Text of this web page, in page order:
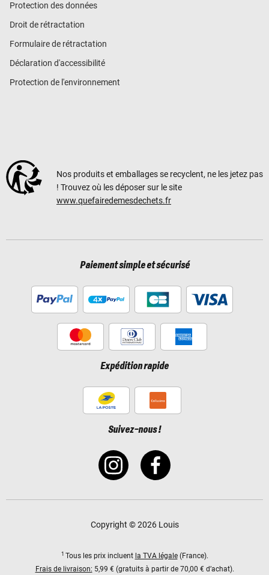
Protection des données
Droit de rétractation
Formulaire de rétractation
Déclaration d'accessibilité
Protection de l'environnement
Nos produits et emballages se recyclent, ne les jetez pas
! Trouvez où les déposer sur le site
www.quefairedemesdechets.fr
Paiement simple et sécurisé
Expédition rapide
Suivez-nous !
Copyright © 2026 Louis
1 Tous les prix incluent la TVA légale(France).
Frais de livraison: 5,99 € (gratuits à partir de 70,00 € d’achat).